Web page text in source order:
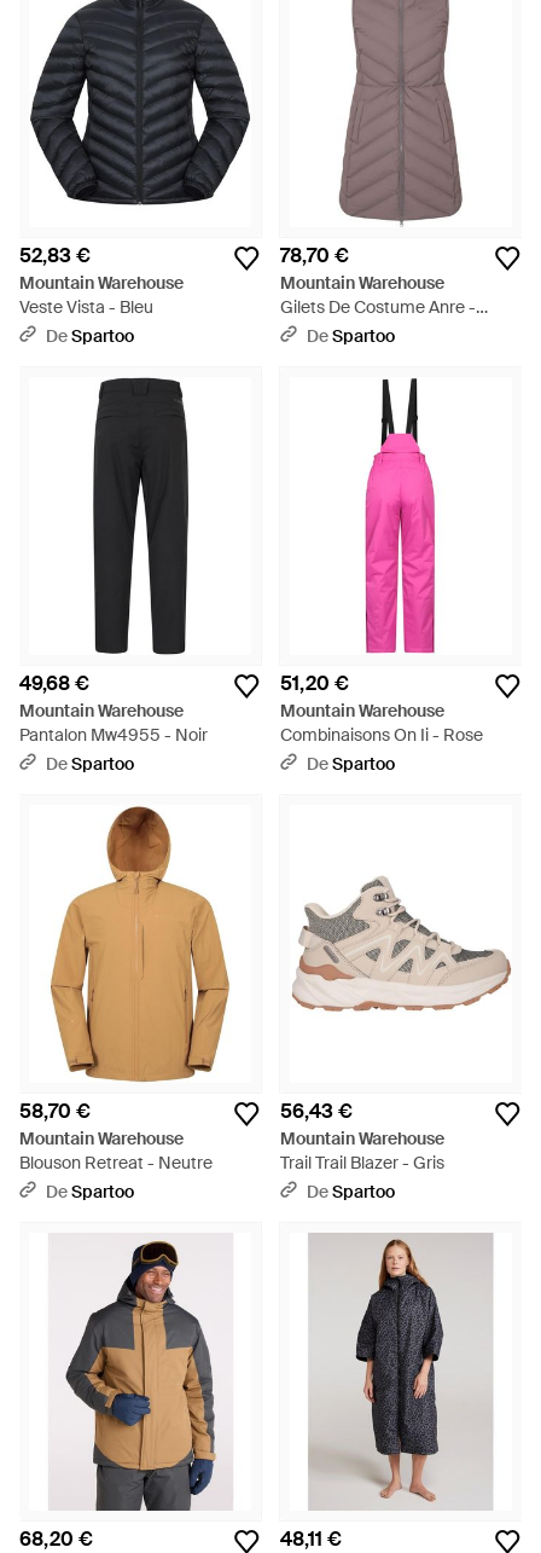
52,83 €
Mountain Warehouse
Veste Vista - Bleu
DeSpartoo
78,70 €
Mountain Warehouse
Gilets De Costume Anre -
Marron
DeSpartoo
49,68 €
Mountain Warehouse
Pantalon Mw4955 - Noir
DeSpartoo
51,20 €
Mountain Warehouse
Combinaisons On Ii - Rose
DeSpartoo
58,70 €
Mountain Warehouse
Blouson Retreat - Neutre
DeSpartoo
56,43 €
Mountain Warehouse
Trail Trail Blazer - Gris
DeSpartoo
68,20 € 48,11 €